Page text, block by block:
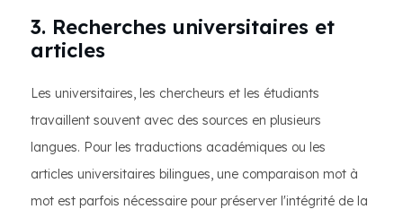
3. Recherches universitaires et
articles
Les universitaires, les chercheurs et les étudiants
travaillent souvent avec des sources en plusieurs
langues. Pour les traductions académiques ou les
articles universitaires bilingues, une comparaison mot à
mot est parfois nécessaire pour préserver l'intégrité de la